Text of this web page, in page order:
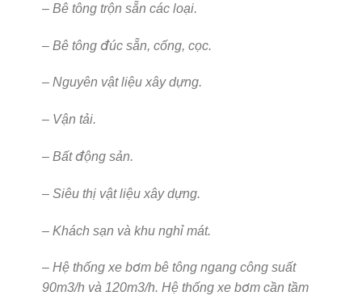
– Bê tông trộn sẵn các loại.
– Bê tông đúc sẵn, cống, cọc.
– Nguyên vật liệu xây dựng.
– Vận tải.
– Bất động sản.
– Siêu thị vật liệu xây dựng.
– Khách sạn và khu nghỉ mát.
– Hệ thống xe bơm bê tông ngang công suất
90m3/h và 120m3/h. Hệ thống xe bơm cần tầm